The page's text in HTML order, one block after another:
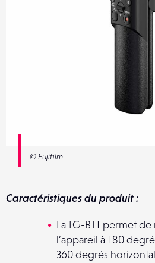
© Fujifilm
Caractéristiques du produit :
La TG-BT1 permet
l’appareil à 180
360 degrés